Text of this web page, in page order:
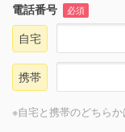
電話番号 必須
自宅
携帯
※自宅と携帯のどちら